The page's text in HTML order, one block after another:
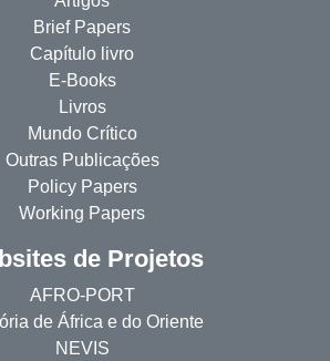
Brief Papers
Capítulo livro
E-Books
Livros
Mundo Crítico
Outras Publicações
Policy Papers
Working Papers
de Projetos
AFRO-PORT
de África e do Oriente
NEVIS